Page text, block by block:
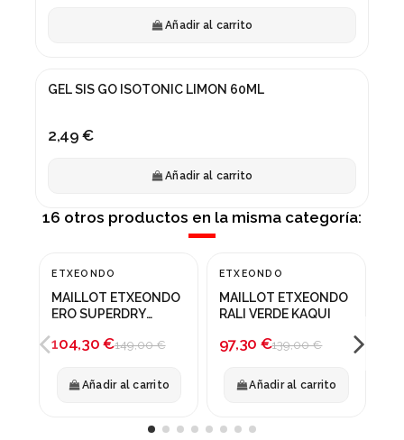
Añadir al carrito
GEL SIS GO ISOTONIC LIMON 60ML
2,49 €
Añadir al carrito
16 otros productos en la misma categoría:
¡En oferta!
-30%
ETXEONDO
MAILLOT ETXEONDO
ERO SUPERDRY
104,30 €149,00 €
Añadir al carrito
¡En oferta!
-30%
ETXEONDO
MAILLOT ETXEONDO
RALI VERDE KAQUI
97,30 €139,00 €
Añadir al carrito